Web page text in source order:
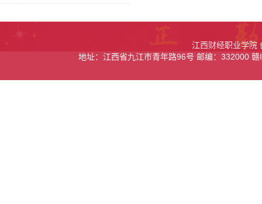
江西财经职业学院
地址：江西省九江市青年路96号 邮编：332000